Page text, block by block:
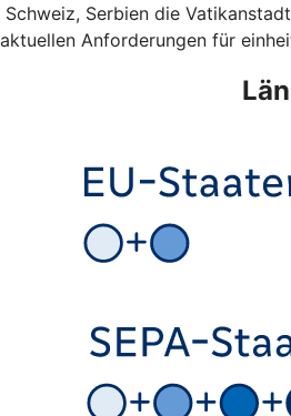
Serbien die
Anforderungen für